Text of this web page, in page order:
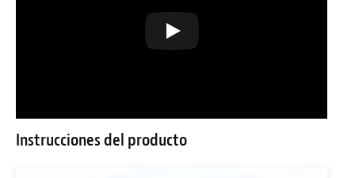
Instrucciones del producto